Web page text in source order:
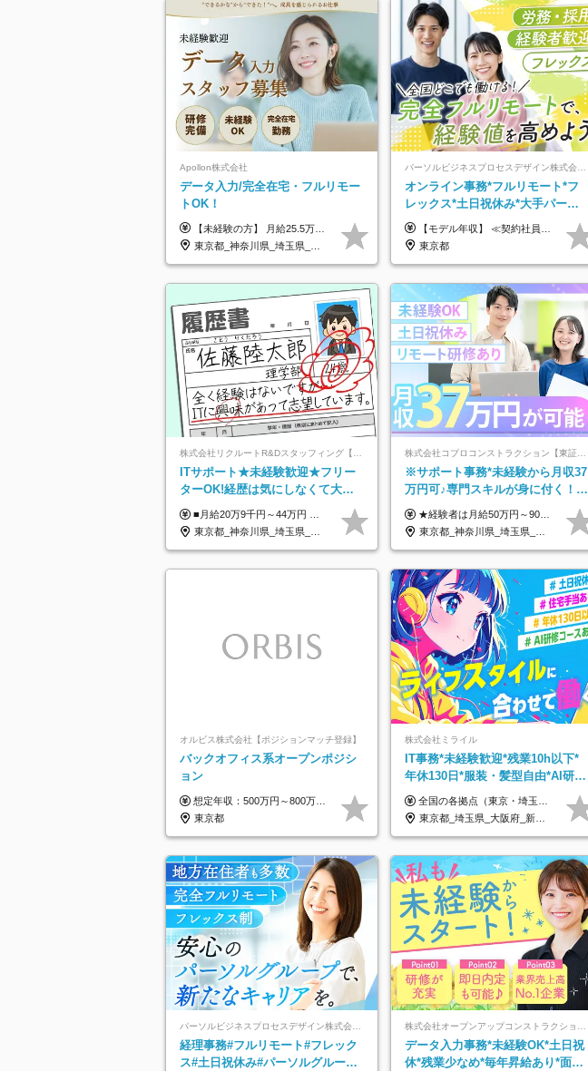
Apollon株式会社
データ入力/完全在宅・フルリモー
トOK！
【未経験の方】 月給25.5万円以上＋各種手当 【事務経験3年以上の方】 月給28万円以上＋各種手当 ※経験・スキル・年齢を考慮の上、決定します ※試用期間：3ヶ月(雇用形態は正社員、給与・待遇に変更はありません) ※残業代は全額別途支給 ※昇給：年1回（査定あり） ※賞与：年3回（業績に応じて支給） ＼努力がしっかり評価される環境です！／ 「どんなスキルを身につければ昇給できるか」が明確だから、 着実に成長しながら収入アップを目指せます。
東京都_神奈川県_埼玉県_千葉県_大阪府_愛知県_北海道_青森県_岩手県_宮城県_秋田県_山形県_福島県_茨城県_栃木県_群馬県_新潟県_山梨県_長野県_富山県_石川県_福井県_静岡県_岐阜県_三重県_兵庫県_京都府_滋賀県_奈良県_和歌山県_広島県_岡山県_鳥取県_島根県_山口県_徳島県_香川県_愛媛県_高知県_福岡県_熊本県_佐賀県_長崎県_大分県_宮崎県_鹿児島県_沖縄県
オンライン事務*フルリモート*フ
レックス*土日祝休み*大手パーソ
ルグループ*オンライン面接*30～
40代活躍中
【モデル年収】 ≪契約社員≫ 年収330万円 (基本給23万 ＋ 地区手当3万円 ＋ 賞与)：都内在住 年収264万円 (基本給21万 ＋ 賞与)：静岡県在住 --------------- ●月給21万円～28万9900円＋賞与（年2回）＋各種手当 ●1年目想定給与：年収264万円～364万円 ●経験やスキルに応じて優遇します！ ※お住まいの地域により0～3万円の地区手当を支給しております ※試用期間中（3ヶ月間）の雇用形態および待遇に差異はありません ※残業代については選考時に詳細をご説明します ※通算契約期間の上限は5年となります ≪アルバイト≫ ●時給1,250円～2,300円 ●経験やスキルに応じて優遇します！ ●ご希望に応じ、扶養内での勤務も可能です！ ※試用期間中の雇用形態および待遇に差異はありません
東京都
株式会社リクルートR&Dスタッフィング【リクルートグループ】
ITサポート★未経験歓迎★フリー
ターOK!経歴は気にしなくて大丈
夫★超大手リクルートグループの
正社員/sg
■月給20万9千円～44万円 ※経験・能力・前給を考慮の上、決定いたします ※時間外手当100％支給 ※派遣就業先が変更となる場合には、就業規則、労使協定等に基づき賃金が変更となる可能性があります 「とにかく私生活重視」「残業があっても稼ぎたい」といった希望も配属の際に考慮します。 ＜手当＞ ■職務担当手当 ■通勤手当（上限月3万円） ■残業手当（全額支給） ■住宅手当（5割を会社負担／就業規則に定めるところによる） ■扶養手当 ■別居手当 ■資格試験受講料補助（資格ごとに社内規定により決定） ■資格取得奨励金 （資格により2万円～20万円の祝金支給） ◎一例 ・基本情報技術者（5万円） ・プロジェクトマネージャー試験（10万円） ・応用情報技術者試験（10万円） ・ITストラテジスト試験（10万円） ・エンベデッドシステムスペシャリスト試験（10万円） ・ディジタル技術検定（情報1級：10万円、制御1級：10万円、情報2級、制御2級：5万円 ・TOEIC（R）テスト（600～729点：5万円、 730～799点：10万円、800点以上：15万円） など
東京都_神奈川県_埼玉県_千葉県_大阪府_愛知県_青森県_岩手県_宮城県_秋田県_山形県_福島県_茨城県_栃木県_群馬県_山梨県_長野県_福井県_静岡県_岐阜県_三重県_兵庫県_京都府_滋賀県_奈良県_広島県_岡山県_山口県_香川県_福岡県_熊本県_佐賀県_長崎県_大分県_宮崎県_鹿児島県
株式会社コプロコンストラクション【東証プライム上場コプロ・ホールディングス子会社】
※サポート事務*未経験から月収37
万円可♪専門スキルが身に付く！
Web面接＆リモート研修も充実♪/a
★経験者は月給50万円～90万円 【首都圏】 月給30万1230円〜 ⇒基本22万7000円+地域6万4230円+皆勤1万円 【群馬/栃木/茨城】 月給28万1090円〜 ⇒基本23万4000円+地域3万7090円+皆勤1万円 【大阪/京都/兵庫】 月給30万130円〜 ⇒基本23万5000円+地域5万5130円+皆勤1万円 【静岡/愛知/岐阜/三重】 月給28万5840円〜 ⇒基本23万円+地域4万5840円+皆勤1万円 【北海道】 月給25万2960円〜 ⇒基本22万4000円+地域1万8960円+皆勤1万円 【福岡/佐賀/長崎/大分/熊本】 月給25万800円〜 ⇒基本21万8000円+地域2万2800円+皆勤1万円 【宮城/山形/福島】 月給25万580円〜 ⇒基本21万8000円+地域2万2580円+皆勤1万円 【広島/岡山/山口】 月給27万1090円〜 ⇒基本23万4000円+地域2万7090円+皆勤1万円 ※残業代は1分単位で全額支給（みなし残業制度なし） ※上記給与は最低支給額です。経験・能力に応じて決定致します ※試用期間1ヶ月、最大6ヶ月まで延長する可能性あり(条件変更なし) ※今期より新賃金体系へ移行しました。詳細は面接時にご説明します
東京都_神奈川県_埼玉県_大阪府_愛知県_北海道_宮城県_広島県_福岡県
オルビス株式会社【ポジションマッチ登録】
バックオフィス系オープンポジシ
ョン
想定年収：500万円～800万円 ※ご経験やスキルに応じて決定します。 ※上記想定年収はあくまでも目安の金額であり、 選考を通じて上下する可能性があります。
東京都
株式会社ミライル
IT事務*未経験歓迎*残業10h以下*
年休130日*服装・髪型自由*AI研修
あり*住宅手当あり*転勤なし
全国の各拠点（東京・埼玉・新潟・福岡・大阪）で募集中！ 給与は以下の通り、勤務地により異なります。 新潟勤務の場合 201,000円〜201,000円（試用期間変更なし）＋賞与 東京・埼玉勤務の場合 225,000円〜250,000円（試用期間 220,000円）＋賞与 福岡勤務の場合 182,000円〜220,000円（試用期間182,000円）＋賞与 大阪勤務の場合 210,000円〜210,000円（試用期間変更なし）＋賞与 初年度想定年収：280～300万円 ※残業代は全額支給します（1分単位でお支払いします） ※試用期間6ヵ月。試用期間中でも条件変わらず。 ※土日祝含めた勤務可能な方は、土日手当10,000円（毎月）を別途支給。
東京都_埼玉県_大阪府_新潟県_福岡県
経理事務#フルリモート#フレック
ス#土日祝休み#パーソルグループ#
データ入力事務*未経験OK*土日祝
休*残業少なめ*毎年昇給あり*面接